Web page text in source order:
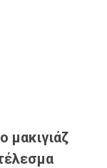
μακιγιάζ